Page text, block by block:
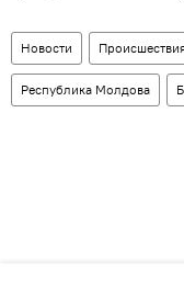
Новости
Республика Молдова